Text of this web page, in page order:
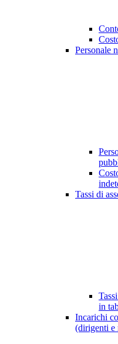
Personale
Tassi di
in
Incarichi
(dirigenti e